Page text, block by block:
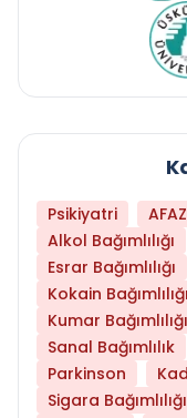
Psikiyatri
Alkol Bağımlılığı
Esrar Bağımlılığı
Kokain Bağımlılığı
Kumar Bağımlılığı
Sanal Bağımlılık
Parkinson
Sigara Bağımlılığı